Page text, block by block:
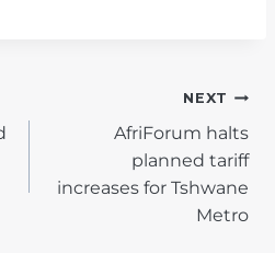
NEXT
AfriForum halts
planned tariff
increases for Tshwane
Metro